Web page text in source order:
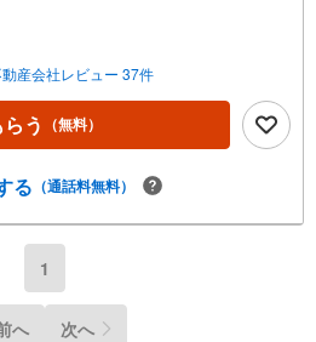
産会社レビュー 37件
う （無料）
る （通話料無料）
1
へ 次へ